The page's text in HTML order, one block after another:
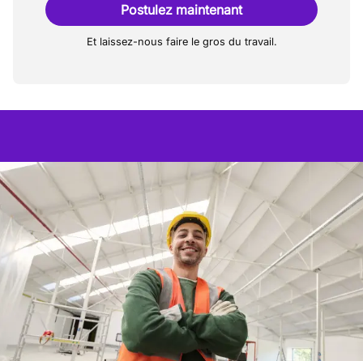
Postulez maintenant
Et laissez-nous faire le gros du travail.